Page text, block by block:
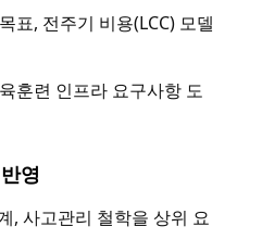
표, 전주기 비용(LCC) 모델
훈련 인프라 요구사항 도
영
, 사고관리 철학을 상위 요